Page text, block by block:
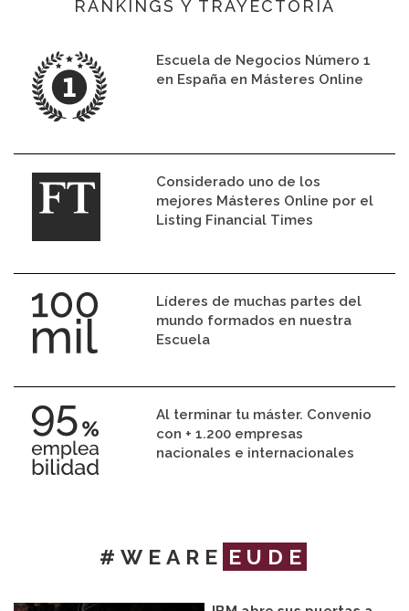
RANKINGS Y TRAYECTORIA
Escuela de Negocios Número 1
en España en Másteres Online
Considerado uno de los
mejores Másteres Online por el
Listing Financial Times
Líderes de muchas partes del
mundo formados en nuestra
Escuela
Al terminar tu máster. Convenio
con + 1.200 empresas
nacionales e internacionales
#WEARE EUDE